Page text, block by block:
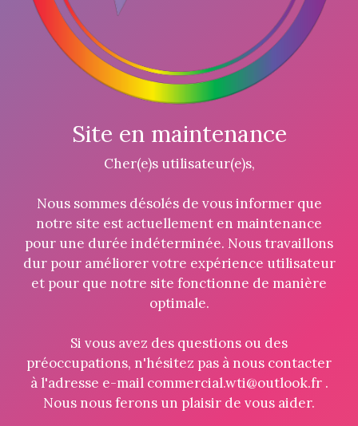
Site en maintenance
Cher(e)s utilisateur(e)s,
Nous sommes désolés de vous informer que
notre site est actuellement en maintenance
pour une durée indéterminée. Nous travaillons
dur pour améliorer votre expérience utilisateur
et pour que notre site fonctionne de manière
optimale.
Si vous avez des questions ou des
préoccupations, n'hésitez pas à nous contacter
à l'adresse e-mail commercial.wti@outlook.fr .
Nous nous ferons un plaisir de vous aider.